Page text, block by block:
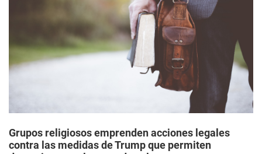
Grupos religiosos emprenden acciones legales
contra las medidas de Trump que permiten